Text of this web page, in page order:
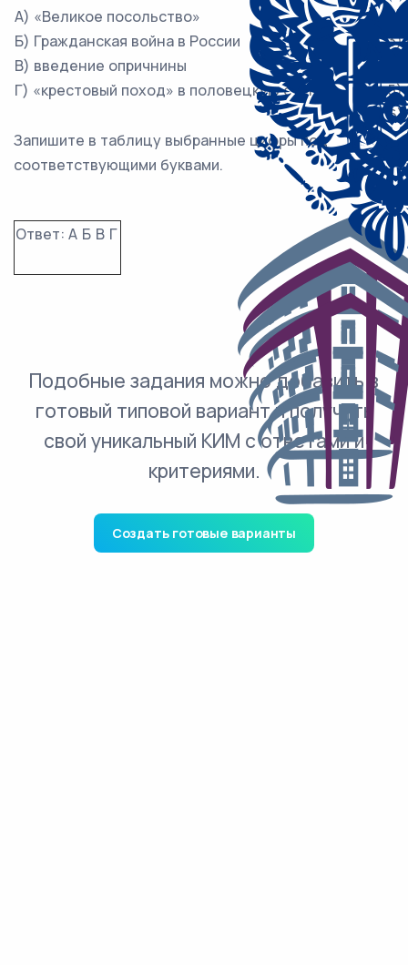
А) «Великое посольство»
Б) Гражданская война в России
В) введение опричнины
Г) «крестовый поход» в половецкую степь
3)
5)
Запишите в таблицу выбранные цифры под
соответствующими буквами.
Ответ: А Б В Г
Подобные задания можно добавить в
готовый типовой вариант и получить
свой уникальный КИМ с ответами и
критериями.
Создать готовые варианты